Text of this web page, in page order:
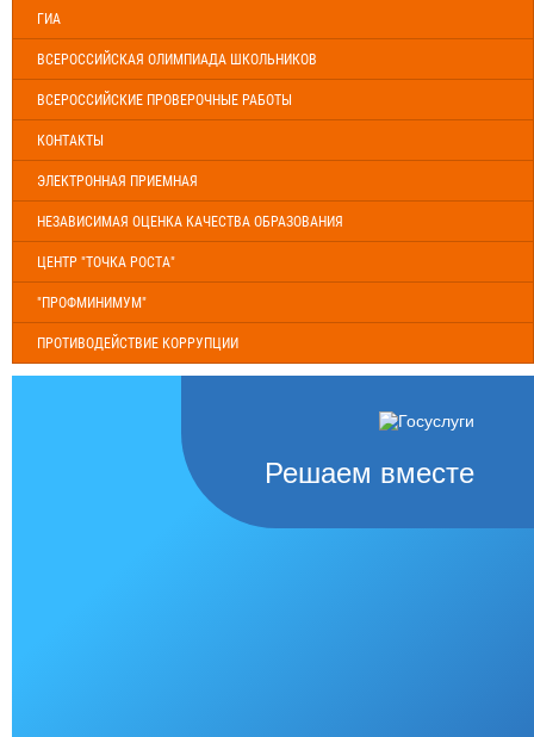
ГИА
ВСЕРОССИЙСКАЯ ОЛИМПИАДА ШКОЛЬНИКОВ
ВСЕРОССИЙСКИЕ ПРОВЕРОЧНЫЕ РАБОТЫ
КОНТАКТЫ
ЭЛЕКТРОННАЯ ПРИЕМНАЯ
НЕЗАВИСИМАЯ ОЦЕНКА КАЧЕСТВА ОБРАЗОВАНИЯ
ЦЕНТР "ТОЧКА РОСТА"
"ПРОФМИНИМУМ"
ПРОТИВОДЕЙСТВИЕ КОРРУПЦИИ
Решаем вместе